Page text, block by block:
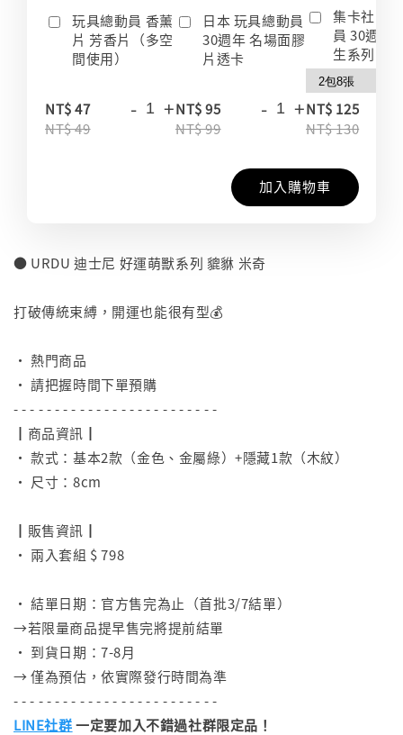
玩具總動員 香薰
片 芳香片（多空
間使用）
NT$ 47
NT$ 49
- +
日本 玩具總動員
30週年 名場面膠
片透卡
NT$ 95
NT$ 99
- +
集卡社 玩
員 30週年
生系列 收
NT$ 125
NT$ 130
加入購物車
● URDU 迪士尼 好運萌獸系列 貔貅 米奇
打破傳統束縛，開運也能很有型💰
• 熱門商品
• 請把握時間下單預購
- - - - - - - - - - - - - - - - - - - - - - - - -
┃商品資訊┃
• 款式：基本2款（金色、金屬綠）+隱藏1款（木紋）
• 尺寸：8cm
┃販售資訊┃
• 兩入套組 $ 798
• 結單日期：官方售完為止（首批3/7結單）
→若限量商品提早售完將提前結單
• 到貨日期：7-8月
→ 僅為預估，依實際發行時間為準
- - - - - - - - - - - - - - - - - - - - - - - - -
LINE社群一定要加入不錯過社群限定品！